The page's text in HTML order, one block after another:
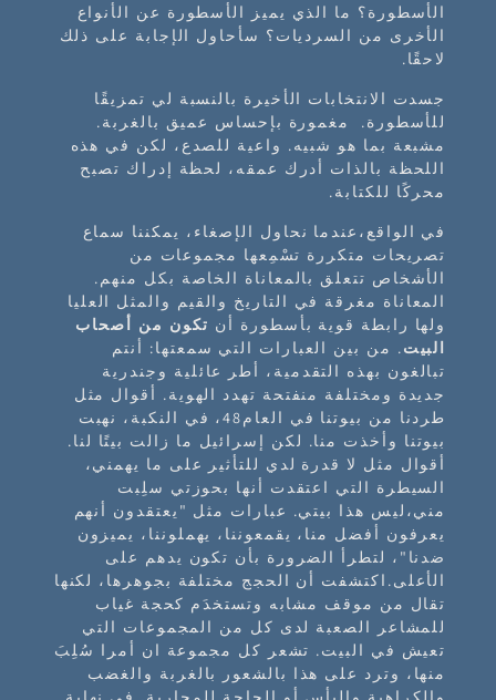
الأسطورة؟ ما الذي يميز الأسطورة عن الأنواع
الأخرى من السرديات؟ سأحاول الإجابة على ذلك
لاحقًا.
جسدت الانتخابات الأخيرة بالنسبة لي تمزيقًا
للأسطورة. مغمورة بإحساس عميق بالغربة.
مشبعة بما هو شبيه. واعية للصدع، لكن في هذه
اللحظة بالذات أدرك عمقه، لحظة إدراك تصبح
محركًا للكتابة.
في الواقع،عندما نحاول الإصغاء، يمكننا سماع
تصريحات متكررة تسْمِعها مجموعات من
الأشخاص تتعلق بالمعاناة الخاصة بكل منهم.
المعاناة مغرقة في التاريخ والقيم والمثل العليا
ولها رابطة قوية بأسطورة أن تكون من أصحاب
البيت. من بين العبارات التي سمعتها: أنتم
تبالغون بهذه التقدمية، أطر عائلية وجندرية
جديدة ومختلفة منفتحة تهدد الهوية. أقوال مثل
طردنا من بيوتنا في العام48، في النكبة، نهبت
بيوتنا وأخذت منا. لكن إسرائيل ما زالت بيتًا لنا.
أقوال مثل لا قدرة لدي للتأثير على ما يهمني،
السيطرة التي اعتقدت أنها بحوزتي سلِبت
مني،ليس هذا بيتي. عبارات مثل "يعتقدون أنهم
يعرفون أفضل منا، يقمعوننا، يهملوننا، يميزون
ضدنا"، لتطرأ الضرورة بأن تكون يدهم على
الأعلى.اكتشفت أن الحجج مختلفة بجوهرها، لكنها
تقال من موقف مشابه وتستخدَم كحجة غياب
للمشاعر الصعبة لدى كل من المجموعات التي
تعيش في البيت. تشعر كل مجموعة ان أمرا سُلِبَ
منها، وترد على هذا بالشعور بالغربة والغضب